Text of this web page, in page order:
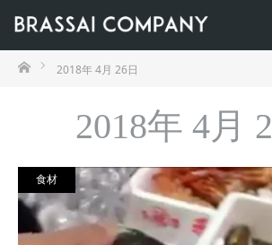
ホーム2018年 4月 26日
2018年 4月
食材